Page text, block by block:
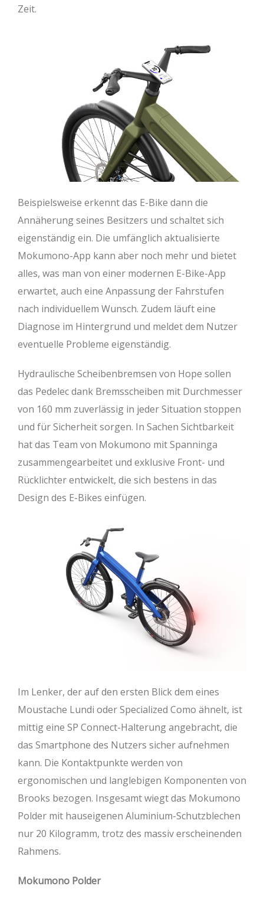
Zeit.
Beispielsweise erkennt das E-Bike dann die
Annäherung seines Besitzers und schaltet sich
eigenständig ein. Die umfänglich aktualisierte
Mokumono-App kann aber noch mehr und bietet
alles, was man von einer modernen E-Bike-App
erwartet, auch eine Anpassung der Fahrstufen
nach individuellem Wunsch. Zudem läuft eine
Diagnose im Hintergrund und meldet dem Nutzer
eventuelle Probleme eigenständig.
Hydraulische Scheibenbremsen von Hope sollen
das Pedelec dank Bremsscheiben mit Durchmesser
von 160 mm zuverlässig in jeder Situation stoppen
und für Sicherheit sorgen. In Sachen Sichtbarkeit
hat das Team von Mokumono mit Spanninga
zusammengearbeitet und exklusive Front- und
Rücklichter entwickelt, die sich bestens in das
Design des E-Bikes einfügen.
Im Lenker, der auf den ersten Blick dem eines
Moustache Lundi oder Specialized Como ähnelt, ist
mittig eine SP Connect-Halterung angebracht, die
das Smartphone des Nutzers sicher aufnehmen
kann. Die Kontaktpunkte werden von
ergonomischen und langlebigen Komponenten von
Brooks bezogen. Insgesamt wiegt das Mokumono
Polder mit hauseigenen Aluminium-Schutzblechen
nur 20 Kilogramm, trotz des massiv erscheinenden
Rahmens.
Mokumono Polder